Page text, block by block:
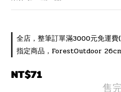
全店，整筆訂單滿3000元免運
指定商品，ForestOutdoor
NT$71
售